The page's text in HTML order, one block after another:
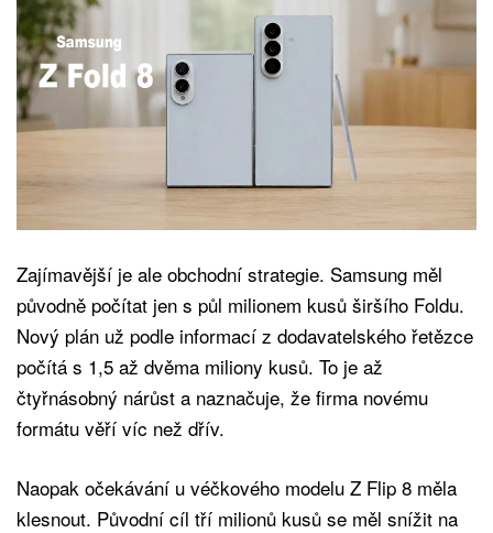
Zajímavější je ale obchodní strategie. Samsung měl
původně počítat jen s půl milionem kusů širšího Foldu.
Nový plán už podle informací z dodavatelského řetězce
počítá s 1,5 až dvěma miliony kusů. To je až
čtyřnásobný nárůst a naznačuje, že firma novému
formátu věří víc než dřív.
Naopak očekávání u véčkového modelu Z Flip 8 měla
klesnout. Původní cíl tří milionů kusů se měl snížit na